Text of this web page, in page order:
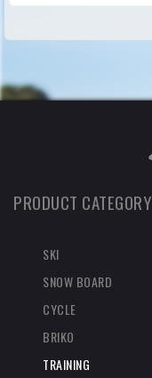
PRODUCT CATEGORY
SKI
SNOW BOARD
CYCLE
BRIKO
TRAINING